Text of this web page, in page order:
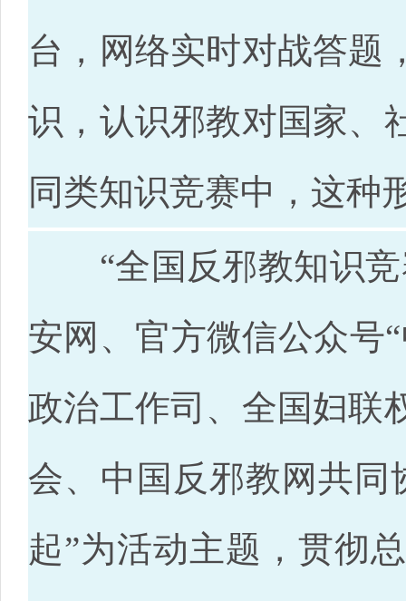
台，网络实时对战答题
识，认识邪教对国家、
同类知识竞赛中，这种
“全国反邪教知识竞
安网、官方微信公众号
政治工作司、全国妇联
会、中国反邪教网共同
起”为活动主题，贯彻